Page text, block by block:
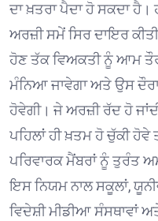
ਦਾ ਖ਼ਤਰਾ ਪੈਦਾ ਹੋ ਸਕਦਾ ਹੈ।
ਅਰਜ਼ੀ ਸਮੇਂ ਸਿਰ ਦਾਇਰ
ਹੋਣ ਤੱਕ ਵਿਅਕਤੀ ਨੂੰ ਆਮ
ਮੰਨਿਆ ਜਾਵੇਗਾ ਅਤੇ ਉਸ
ਹੋਵੇਗੀ। ਜੇ ਅਰਜ਼ੀ ਰੱਦ ਹੋ
ਪਹਿਲਾਂ ਹੀ ਖ਼ਤਮ ਹੋ ਚੁੱਕੀ
ਪਰਿਵਾਰਕ ਮੈਂਬਰਾਂ ਨੂੰ ਤੁਰੰਤ
ਇਸ ਨਿਯਮ ਨਾਲ ਸਕੂਲਾਂ,
ਵਿਦੇਸ਼ੀ ਮੀਡੀਆ ਸੰਸਥਾਵਾਂ